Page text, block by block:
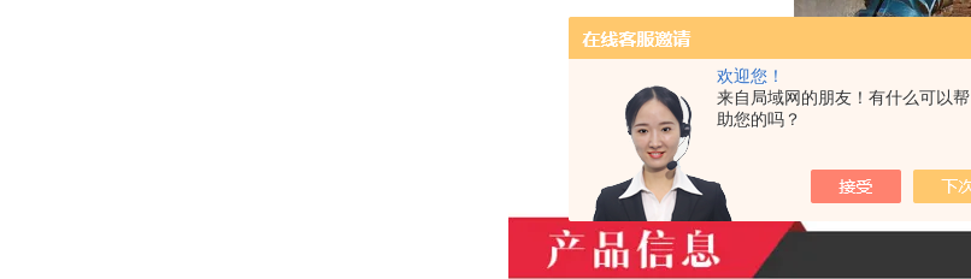
欢迎您！
来自局域网的朋友！有什么可以帮
助您的吗？